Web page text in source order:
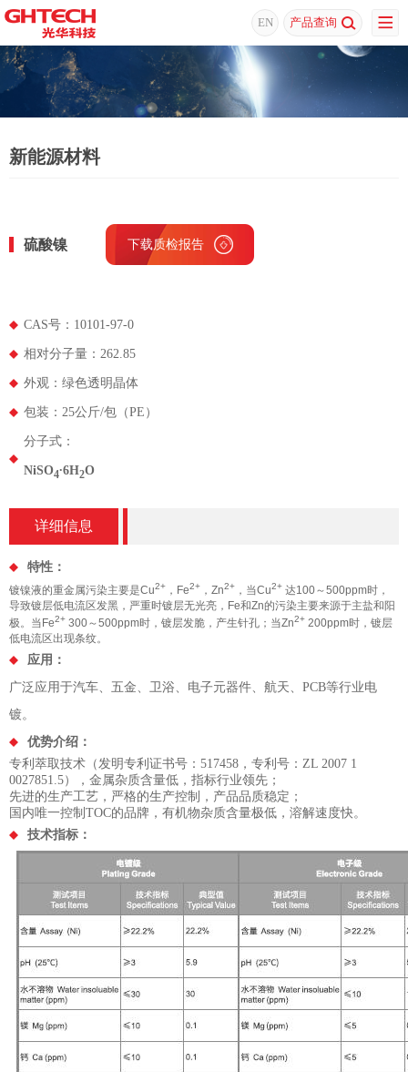
EN 产品查询
新能源材料
硫酸镍 下载质检报告
CAS号：10101-97-0
相对分子量：262.85
外观：绿色透明晶体
包装：25公斤/包（PE）
分子式：
NiSO4∙6H2O
详细信息
特性：
镀镍液的重金属污染主要是Cu2+ ， Fe2+ ， Zn2+ ，当Cu2+ 达100～500ppm时，
导致镀层低电流区发黑，严重时镀层无光亮， Fe和Zn的污染主要来源于主盐和阳
极。当 Fe2+ 300～500ppm时，镀层发脆，产生针孔；当Zn2+ 200ppm时，镀层
低电流区出现条纹。
应用：
广泛应用于汽车、五金、卫浴、电子元器件、航天、PCB等行业电
镀。
优势介绍：
专利萃取技术（发明专利证书号：517458，专利号：ZL 2007 1
0027851.5），金属杂质含量低，指标行业领先；
先进的生产工艺，严格的生产控制，产品品质稳定；
国内唯一控制TOC的品牌，有机物杂质含量极低，溶解速度快。
技术指标：